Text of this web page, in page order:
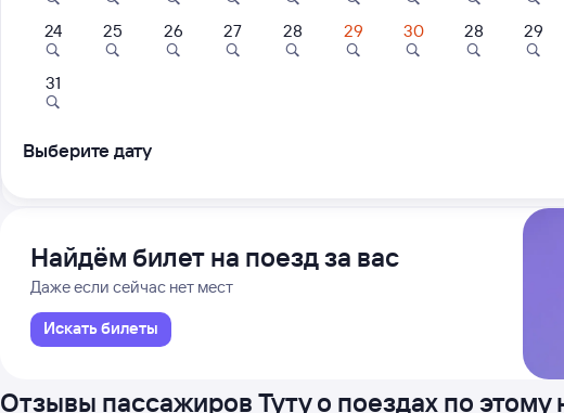
8,9
Карасук-1
Карасук
из Кулунды
15:50 05:33
Дни следованияближайшие: 10, 12, 14 августа
Найдём билет на поезд за вас
Даже если сейчас нет мест
Искать билеты
Отзывы пассажиров Туту о поездах по
24 25 26 27 28 29 30
31
28 29
Выберите дату